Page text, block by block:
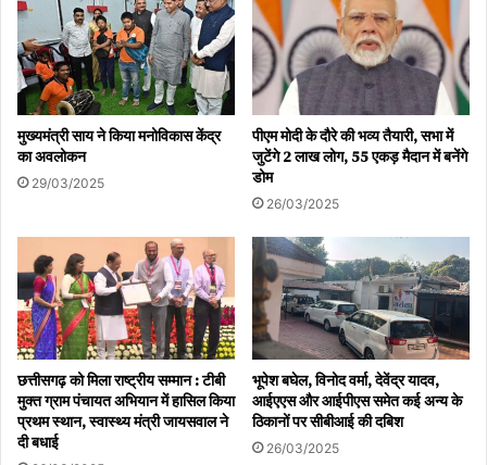
मुख्यमंत्री साय ने किया मनोविकास केंद्र
का अवलोकन
29/03/2025
पीएम मोदी के दौरे की भव्य तैयारी, सभा में
जुटेंगे 2 लाख लोग, 55 एकड़ मैदान में बनेंगे
डोम
26/03/2025
छत्तीसगढ़ को मिला राष्ट्रीय सम्मान : टीबी
मुक्त ग्राम पंचायत अभियान में हासिल किया
प्रथम स्थान, स्वास्थ्य मंत्री जायसवाल ने
दी बधाई
भूपेश बघेल, विनोद वर्मा, देवेंद्र यादव,
आईएएस और आईपीएस समेत कई अन्य के
ठिकानों पर सीबीआई की दबिश
26/03/2025